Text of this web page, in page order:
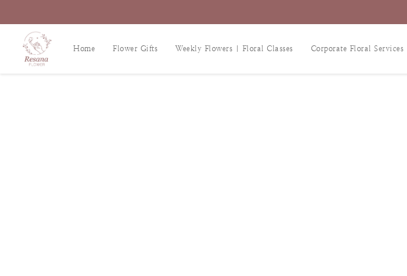
Home Flower Gifts Weekly Flowers | Floral Classes Corporate Floral Services